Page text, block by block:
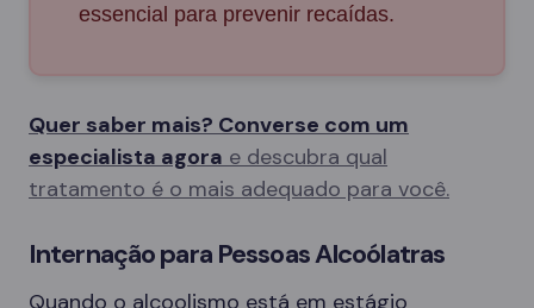
essencial para prevenir recaídas.
Quer saber mais? Converse com um
especialista agora e descubra qual
tratamento é o mais adequado para você.
Internação para Pessoas Alcoólatras
Quando o alcoolismo está em estágio